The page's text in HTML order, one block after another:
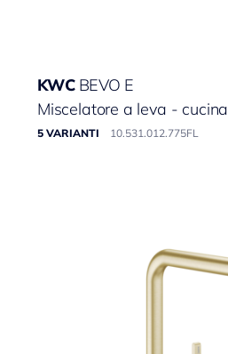
KWC BEVO E
Miscelatore a leva - cucina
5 VARIANTI 10.531.012.775FL